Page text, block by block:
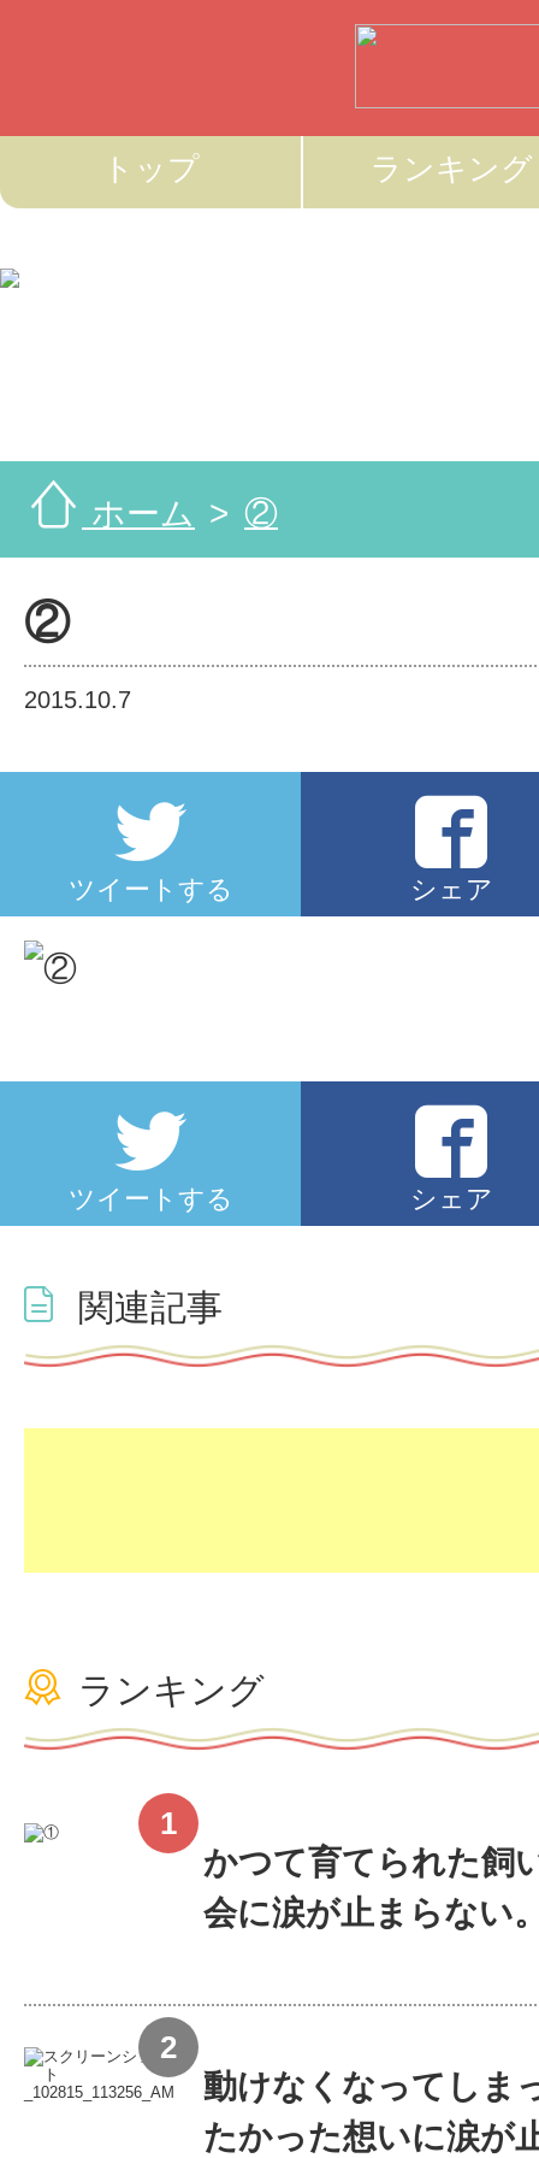
トップ ランキング
ホーム ②
②
2015.10.7
ツイートする シェア
ツイートする シェア
関連記事
ランキング
かつて育てられた飼
会に涙が止まらない
動けなくなってしま
たかった想いに涙が